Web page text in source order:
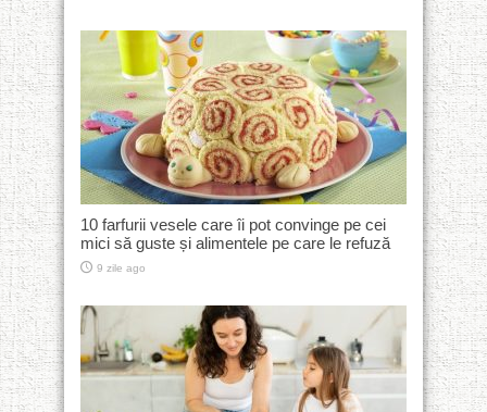
10 farfurii vesele care îi pot convinge pe cei
mici să guste și alimentele pe care le refuză
9 zile ago